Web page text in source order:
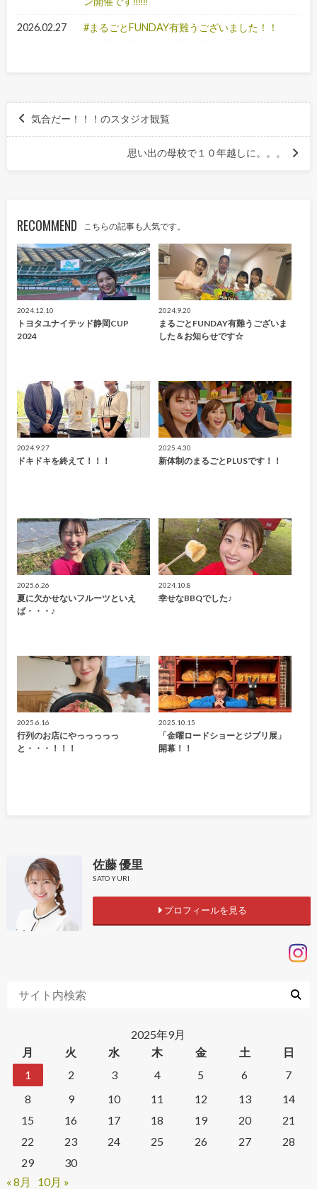
2026.02.27 #まるごとFUNDAY有難うございました！！
気合だー！！！のスタジオ観覧
思い出の母校で１０年越しに。。。
RECOMMEND こちらの記事も人気です。
2024.12.10
トヨタユナイテッド静岡CUP
2024
2024.9.20
まるごとFUNDAY有難うございま
した＆お知らせです☆
2024.9.27
ドキドキを終えて！！！
2025.4.30
新体制のまるごとPLUSです！！
2025.6.26
夏に欠かせないフルーツといえ
ば・・・♪
2024.10.8
幸せなBBQでした♪
2025.6.16
行列のお店にやっっっっっ
と・・・！！！
2025.10.15
「金曜ロードショーとジブリ展」
開幕！！
佐藤 優里
SATO YURI
プロフィールを見る
2025年9月
月
火 水 木 金 土
日
1
2 3 4 5 6
7
8
9 10 11 12 13
14
15
16 17 18 19 20
21
22
23 24 25 26 27
28
29
30
« 8月
10月 »